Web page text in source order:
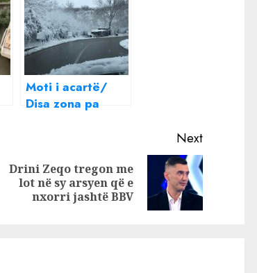
Moti i acartë/
Disa zona pa
Previous
Next
Next
Drini Zeqo tregon me
lot në sy arsyen që e
nxorri jashtë BBV